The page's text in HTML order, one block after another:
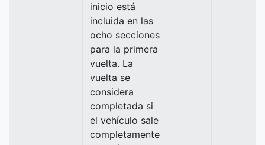
inicio está
incluida en las
ocho secciones
para la primera
vuelta. La
vuelta se
considera
completada si
el vehículo sale
completamente